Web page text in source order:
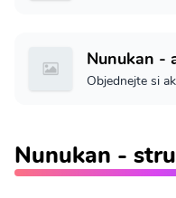
Nunukan -
Objednejte si
Nunukan -